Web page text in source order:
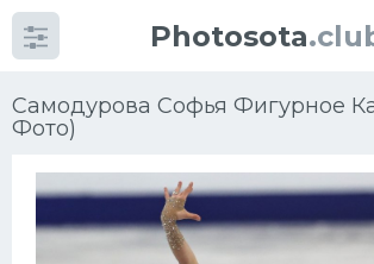
Photosota
Самодурова Софья Фигурное
Фото)